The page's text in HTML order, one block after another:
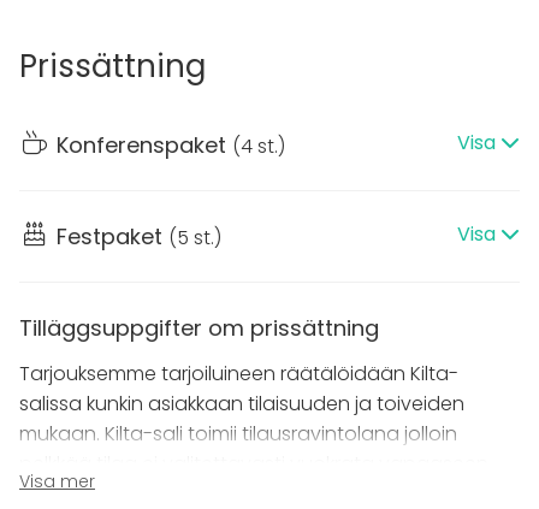
monipuolisissa tilaisuuksissasi. Salissa järjestät
onnistuneenkokouksen, seminaarin
illallistilaisuuden
Ravintolapalvelusta Kilta-salissa vastaa Share
jolla saat tilaisuudellesi arvoisensa puitteet: ajaton ja
ainutlaatuinen miljöö, moderni varustelutaso,
ammattitaitoinen palvelu sekä tasokas ruoka, juoma
ja esillepano luovat edellytykset unohtumattoman
tilaisuuden järjestämiselle.
Prissättning
Konferenspaket (4 st.) Visa
Festpaket (5 st.) Visa
Tilläggsuppgifter om prissättning
Tarjouksemme tarjoiluineen räätälöidään Kilta-
salissa kunkin asiakkaan tilaisuuden ja toiveiden
mukaan. Kilta-sali toimii tilausravintolana jolloin
käyttöön.
Visa mer